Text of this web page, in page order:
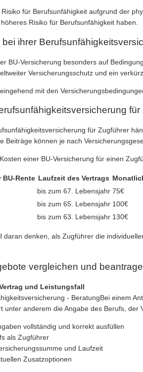
für Berufsunfähigkeit aufgrund der
Risiko für Berufsunfähigkeit haben.
ihrer
BU-Versicherung besonders auf
Versicherungsschutz und ein
mit den
für
für Zugführer
Beiträge können je nach
einer BU-Versicherung für einen
BU-Rente Laufzeit des Vertrags
bis zum 67. Lebensjahr 75€
bis zum 65. Lebensjahr 100€
bis zum 63. Lebensjahr 130€
daran denken, als Zugführer die
vergleichen und
und Leistungsfall
Bei einem
unter anderem die Angabe des Berufs,
vollständig und korrekt ausfüllen
als Zugführer
und Laufzeit
Zusatzoptionen